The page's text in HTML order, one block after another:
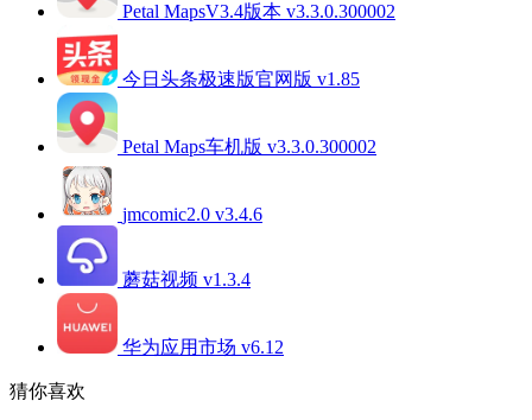
Petal MapsV3.4版本 v3.3.0.300002
今日头条极速版官网版 v1.85
Petal Maps车机版 v3.3.0.300002
jmcomic2.0 v3.4.6
蘑菇视频 v1.3.4
华为应用市场 v6.12
猜你喜欢